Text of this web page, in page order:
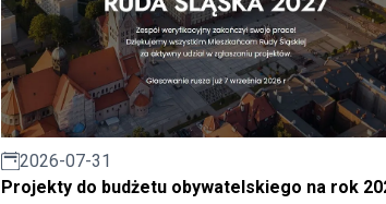
2026-07-31
Projekty do budżetu obywatelskiego na rok